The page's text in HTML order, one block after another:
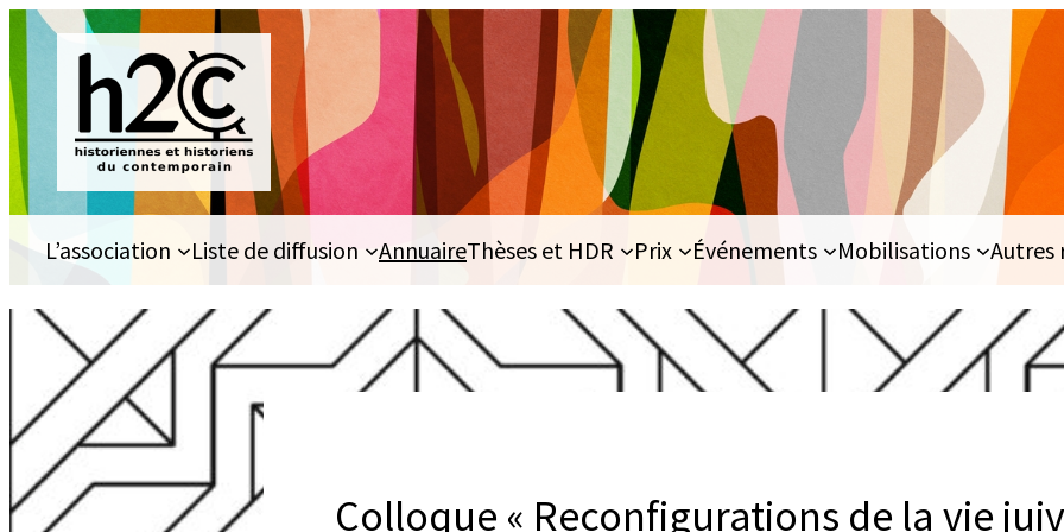
Aller
au
contenu
L’association Liste de diffusion AnnuaireThèses et HDR Prix Événements Mobilisations Autres
Colloque « Reconfigurations de la vie